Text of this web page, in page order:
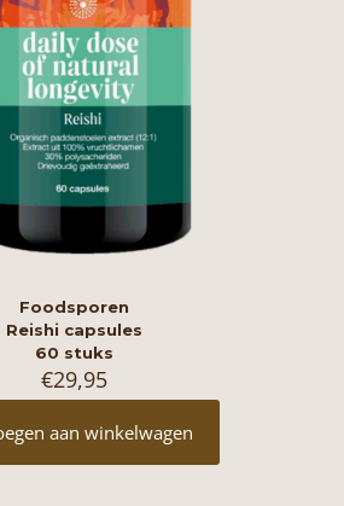
Foodsporen
Reishi capsules
60 stuks
€29,95
aan winkelwagen